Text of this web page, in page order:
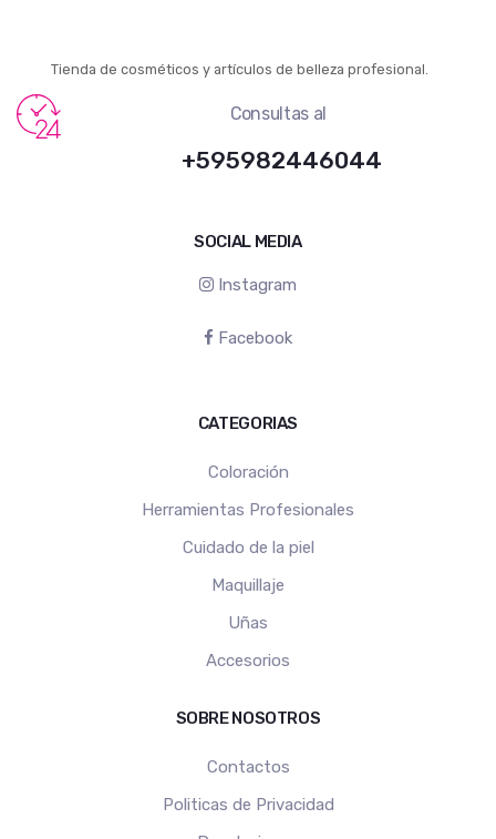
Tienda de cosméticos y artículos de belleza profesional.
Consultas al
+595982446044
SOCIAL MEDIA
Instagram
Facebook
CATEGORIAS
Coloración
Herramientas Profesionales
Cuidado de la piel
Maquillaje
Uñas
Accesorios
SOBRE NOSOTROS
Contactos
Politicas de Privacidad